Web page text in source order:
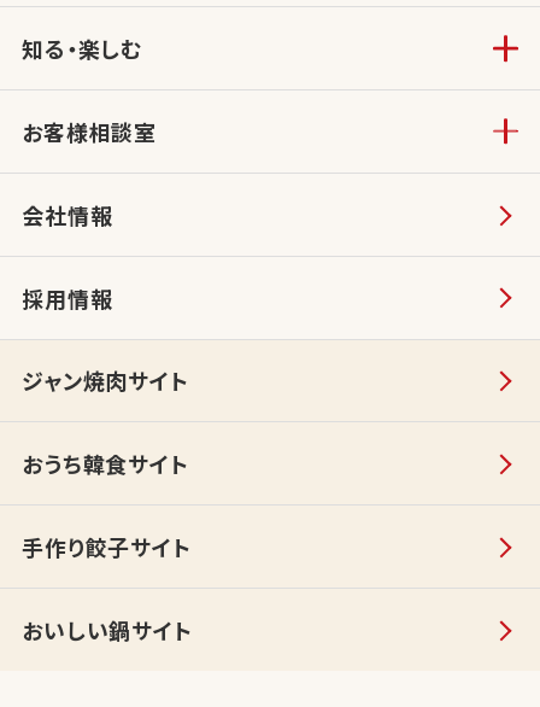
知る・楽しむ
お客様相談室
会社情報
採用情報
ジャン焼肉サイト
おうち韓食サイト
手作り餃子サイト
おいしい鍋サイト